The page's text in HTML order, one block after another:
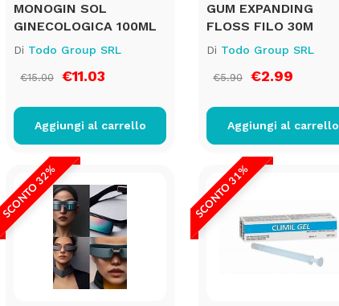
MONOGIN SOL
GINECOLOGICA 100ML
Di Todo Group SRL
€15.00 €11.03
Aggiungi al carrello
GUM EXPANDING
FLOSS FILO 30M
Di Todo Group SRL
€5.90 €2.99
Aggiungi al carrello
SCONTO 32% SCONTO 31%